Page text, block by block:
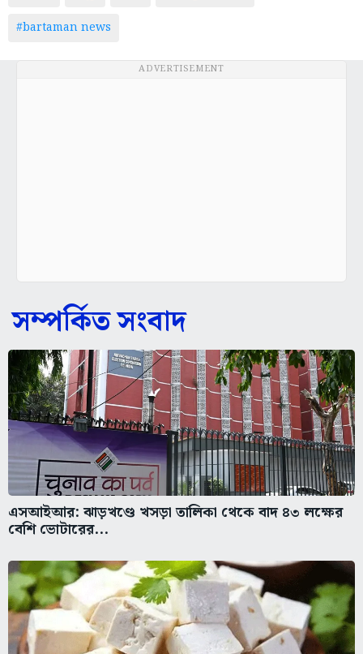
#bartaman news
ADVERTISEMENT
সম্পর্কিত সংবাদ
এসআইআর: ঝাড়খণ্ডে খসড়া তালিকা থেকে বাদ ৪৩ লক্ষের
বেশি ভোটারের...